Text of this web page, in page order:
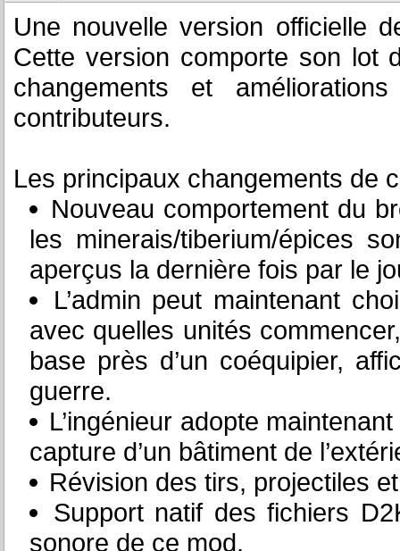
Une nouvelle version officielle
Cette version comporte son lot
changements et
contributeurs.
Les principaux changements de
Nouveau comportement du
les minerais/tiberium/épices
aperçus la dernière fois par le
L’admin peut maintenant
avec quelles unités
base près d’un coéquipier,
guerre.
L’ingénieur adopte
capture d’un bâtiment de
Révision des tirs, projectiles
Support natif des fichiers
sonore de ce mod.